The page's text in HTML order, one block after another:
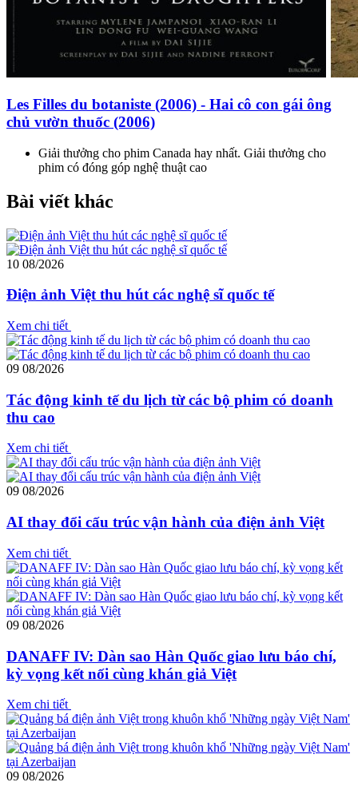
Les Filles du botaniste (2006) - Hai cô con gái ông
chủ vườn thuốc (2006)
Giải thưởng cho phim Canada hay nhất. Giải thưởng cho
phim có đóng góp nghệ thuật cao
Bài viết khác
10 08/2026
Điện ảnh Việt thu hút các nghệ sĩ quốc tế
Xem chi tiết
09 08/2026
Tác động kinh tế du lịch từ các bộ phim có doanh
thu cao
Xem chi tiết
09 08/2026
AI thay đổi cấu trúc vận hành của điện ảnh Việt
Xem chi tiết
09 08/2026
DANAFF IV: Dàn sao Hàn Quốc giao lưu báo chí,
kỳ vọng kết nối cùng khán giả Việt
Xem chi tiết
09 08/2026